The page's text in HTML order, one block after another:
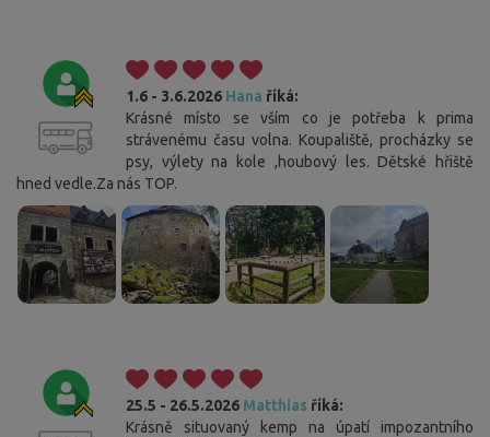
1.6 - 3.6.2026 Hana říká:
Krásné místo se vším co je potřeba k prima
strávenému času volna. Koupaliště, procházky se
psy, výlety na kole ,houbový les. Dětské hřiště
hned vedle.Za nás TOP.
25.5 - 26.5.2026 Matthias říká:
Krásně situovaný kemp na úpatí impozantního